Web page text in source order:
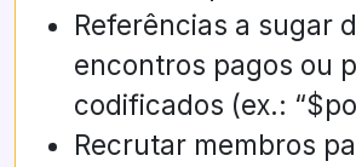
Referências a sugar
encontros pagos ou
codificados (ex.:
Recrutar membros